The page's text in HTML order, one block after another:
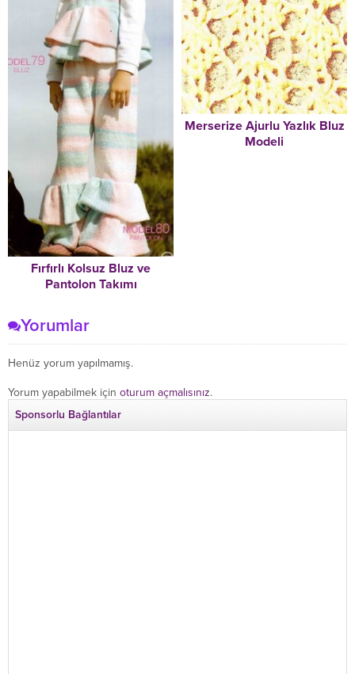
Fırfırlı Kolsuz Bluz ve
Pantolon Takımı
Merserize Ajurlu Yazlık Bluz
Modeli
Yorumlar
Henüz yorum yapılmamış.
Yorum yapabilmek için oturum açmalısınız.
Sponsorlu Bağlantılar